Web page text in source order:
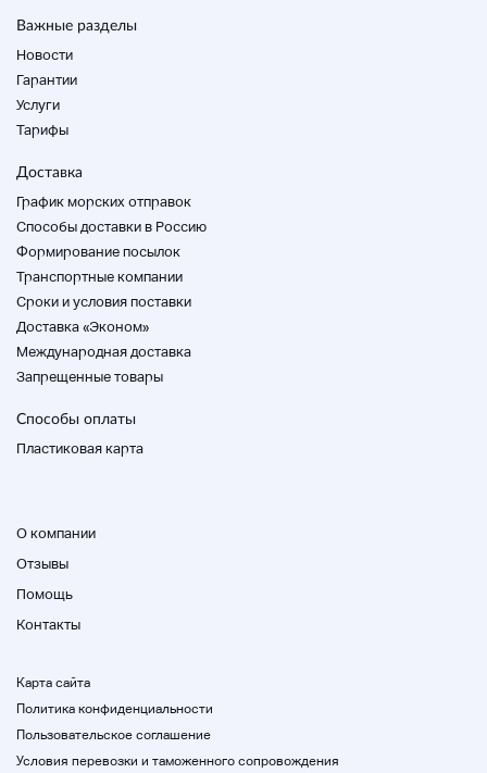
Административный номер
Профиль компании
B (красота)
С (хорошо)
D (ремонт)
Е (мусор)
Статус продукта
ремонта.
Название автомобиля
Альфард / Verfire
GGH30 AGH30 AYH30
Важные разделы
Новости
Гарантии
Услуги
Тарифы
Доставка
График морских отправок
Способы доставки в Россию
Формирование посылок
Транспортные компании
Cроки и условия поставки
Доставка «Эконом»
Международная доставка
Запрещенные товары
Способы оплаты
Пластиковая карта
О компании
Отзывы
Помощь
Контакты
Карта сайта
Политика конфиденциальности
Пользовательское соглашение
Условия перевозки и таможенного сопровождения